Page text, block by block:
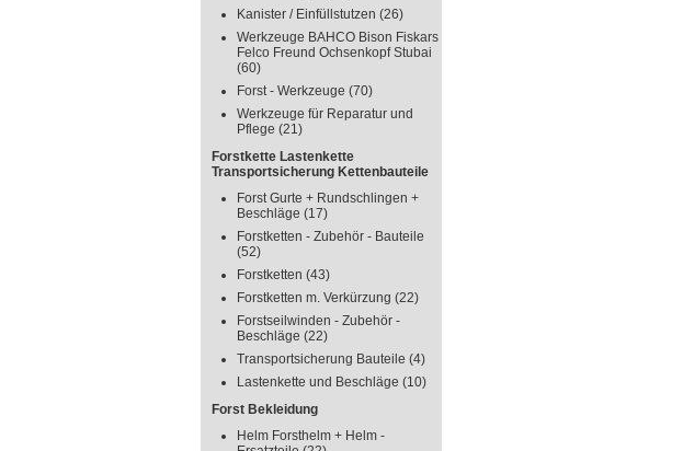
Kanister / Einfüllstutzen (26)
Werkzeuge BAHCO Bison Fiskars
Felco Freund Ochsenkopf Stubai
(60)
Forst - Werkzeuge (70)
Werkzeuge für Reparatur und
Pflege (21)
Forstkette Lastenkette
Transportsicherung Kettenbauteile
Forst Gurte + Rundschlingen +
Beschläge (17)
Forstketten - Zubehör - Bauteile
(52)
Forstketten (43)
Forstketten m. Verkürzung (22)
Forstseilwinden - Zubehör -
Beschläge (22)
Transportsicherung Bauteile (4)
Lastenkette und Beschläge (10)
Forst Bekleidung
Helm Forsthelm + Helm -